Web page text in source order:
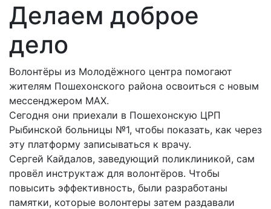
Делаем доброе
дело
Волонтёры из Молодёжного центра помогают
жителям Пошехонского района освоиться с новым
мессенджером MAX.
Сегодня они приехали в Пошехонскую ЦРП
Рыбинской больницы №1, чтобы показать, как через
эту платформу записываться к врачу.
Сергей Кайдалов, заведующий поликлиникой, сам
провёл инструктаж для волонтёров. Чтобы
повысить эффективность, были разработаны
памятки, которые волонтеры затем раздавали